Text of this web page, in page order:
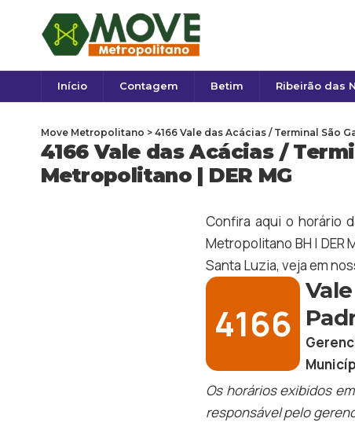
Início Contagem Betim Ribeirão das
4166 Vale das Acácias /
Metropolitano | DER MG
Move Metropolitano > 4166 Vale das Acácias / Terminal São
Confira aqui o horário
Metropolitano BH | DER
Santa Luzia, veja em
4166
Os horários exibidos
responsável pelo